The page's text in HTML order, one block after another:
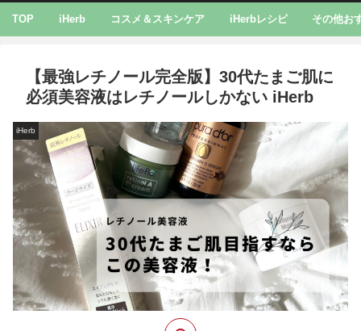
TOP iHerb コスメ＆スキンケア iHerbレシピ その他お
【最強レチノール完全版】30代たまご肌に
必須美容液はレチノールしかない iHerb
iHerb